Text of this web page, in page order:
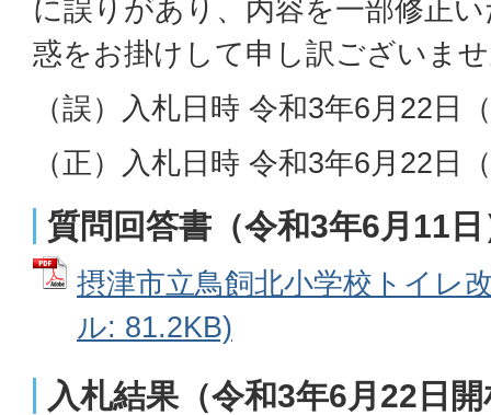
に誤りがあり、内容を一部修正
惑をお掛けして申し訳ございま
（誤）入札日時 令和3年6月22日
（正）入札日時 令和3年6月22日
質問回答書（令和3年6月11日
摂津市立鳥飼北小学校トイレ
ル: 81.2KB)
入札結果（令和3年6月22日